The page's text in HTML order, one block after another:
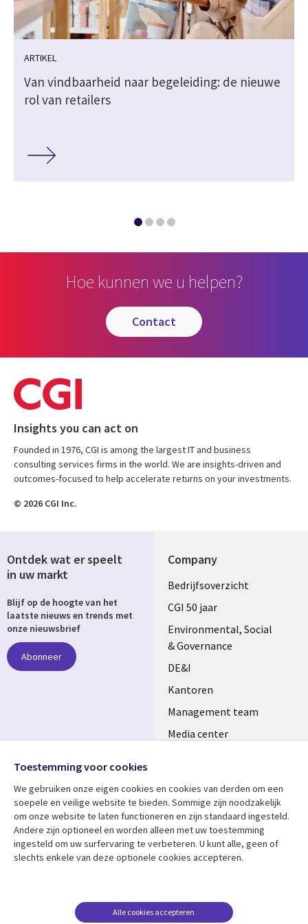
ARTIKEL
Van vindbaarheid naar begeleiding: de nieuwe
rol van retailers
Hoe kunnen we u helpen?
contact
Insights you can act on
Founded in 1976, CGI is among the largest IT and business
consulting services firms in the world. We are insights-driven and
outcomes-focused to help accelerate returns on your investments.
© 2026 CGI Inc.
Company
Useful
links
NETHERLANDS
Bedrijfsoverzicht
CGI 50 jaar
Environmental, Social
& Governance
DE&I
Kantoren
Management team
Media center
Bekijk meer
Library
NETHERLANDS
Artikelen
Support
Legal
Disclaimer
Cookie management
Ontdek wat er speelt
in uw markt
Blijf op de hoogte van het
laatste nieuws en trends met
onze nieuwsbrief
Abonneer
Media
NETHERLANDS
Toestemming voor cookies
We gebruiken onze eigen cookies en cookies van derden om een ​​
soepele en veilige website te bieden. Sommige zijn noodzakelijk
om onze website te laten functioneren en zijn standaard ingesteld.
Andere zijn optioneel en worden alleen met uw toestemming
ingesteld om uw surfervaring te verbeteren. U kunt alle, geen of
slechts enkele van deze optionele cookies accepteren.
Alle cookies accepteren